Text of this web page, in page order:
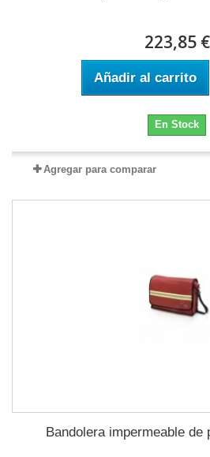
223,85 €
Añadir al carrito
En Stock
Agregar para comparar
Bandolera impermeable de